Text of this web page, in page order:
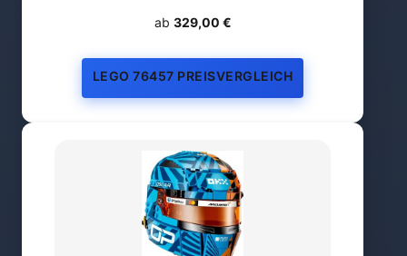
ab 329,00 €
LEGO 76457 PREISVERGLEICH